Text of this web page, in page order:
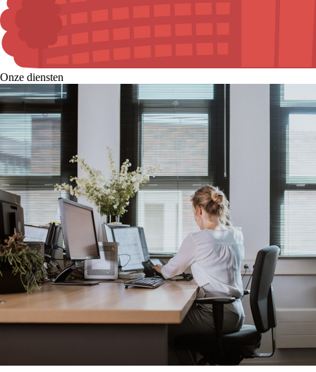
Onze diensten